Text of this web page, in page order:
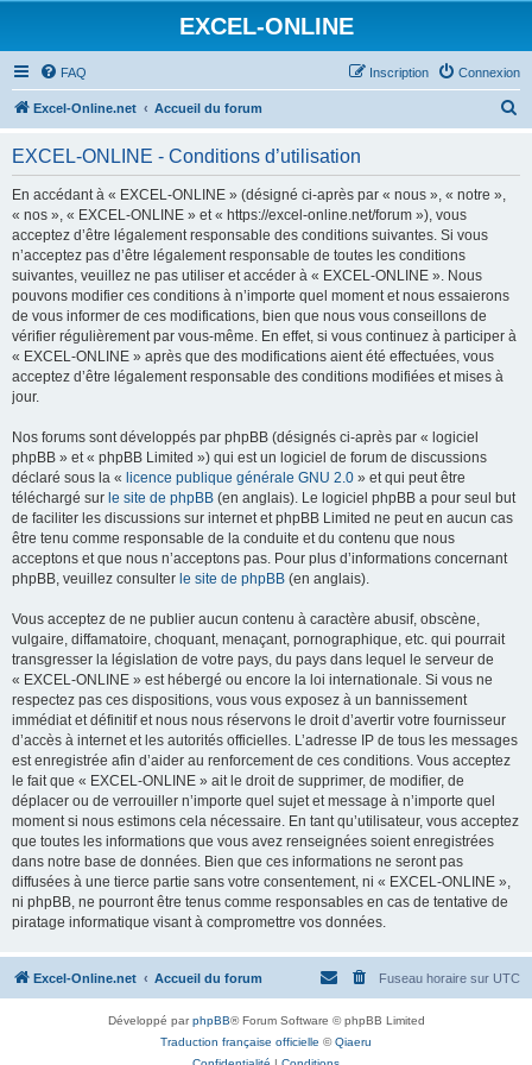
EXCEL-ONLINE
FAQ Connexion
Inscription
Excel-Online.net Accueil du forum
EXCEL-ONLINE - Conditions d’utilisation
En accédant à « EXCEL-ONLINE » (désigné ci-après par « nous », « notre »,
« nos », « EXCEL-ONLINE » et « https://excel-online.net/forum »), vous
acceptez d’être légalement responsable des conditions suivantes. Si vous
n’acceptez pas d’être légalement responsable de toutes les conditions
suivantes, veuillez ne pas utiliser et accéder à « EXCEL-ONLINE ». Nous
pouvons modifier ces conditions à n’importe quel moment et nous essaierons
de vous informer de ces modifications, bien que nous vous conseillons de
vérifier régulièrement par vous-même. En effet, si vous continuez à participer à
« EXCEL-ONLINE » après que des modifications aient été effectuées, vous
acceptez d’être légalement responsable des conditions modifiées et mises à
jour.
Nos forums sont développés par phpBB (désignés ci-après par « logiciel
phpBB » et « phpBB Limited ») qui est un logiciel de forum de discussions
déclaré sous la « licence publique générale GNU 2.0 » et qui peut être
téléchargé sur le site de phpBB (en anglais). Le logiciel phpBB a pour seul but
de faciliter les discussions sur internet et phpBB Limited ne peut en aucun cas
être tenu comme responsable de la conduite et du contenu que nous
acceptons et que nous n’acceptons pas. Pour plus d’informations concernant
phpBB, veuillez consulter le site de phpBB (en anglais).
Vous acceptez de ne publier aucun contenu à caractère abusif, obscène,
vulgaire, diffamatoire, choquant, menaçant, pornographique, etc. qui pourrait
transgresser la législation de votre pays, du pays dans lequel le serveur de
« EXCEL-ONLINE » est hébergé ou encore la loi internationale. Si vous ne
respectez pas ces dispositions, vous vous exposez à un bannissement
immédiat et définitif et nous nous réservons le droit d’avertir votre fournisseur
d’accès à internet et les autorités officielles. L’adresse IP de tous les messages
est enregistrée afin d’aider au renforcement de ces conditions. Vous acceptez
le fait que « EXCEL-ONLINE » ait le droit de supprimer, de modifier, de
déplacer ou de verrouiller n’importe quel sujet et message à n’importe quel
moment si nous estimons cela nécessaire. En tant qu’utilisateur, vous acceptez
que toutes les informations que vous avez renseignées soient enregistrées
dans notre base de données. Bien que ces informations ne seront pas
diffusées à une tierce partie sans votre consentement, ni « EXCEL-ONLINE »,
ni phpBB, ne pourront être tenus comme responsables en cas de tentative de
piratage informatique visant à compromettre vos données.
Excel-Online.net Accueil du forum Fuseau horaire sur UTC
Développé parphpBB® Forum Software © phpBB Limited
Traduction française officielle ©Qiaeru